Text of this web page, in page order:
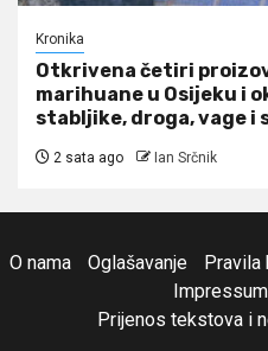
Kronika
Otkrivena četiri
marihuane u Osijeku i
stabljike, droga, vage i
2 sata ago Ian Srčnik
O nama Oglašavanje Pravila
Impressum
Prijenos tekstova i